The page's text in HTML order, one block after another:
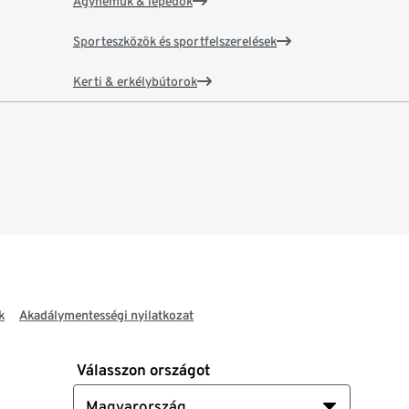
Sporteszközök és sportfelszerelések
Kerti & erkélybútorok
Akadálymentességi nyilatkozat
Válasszon országot